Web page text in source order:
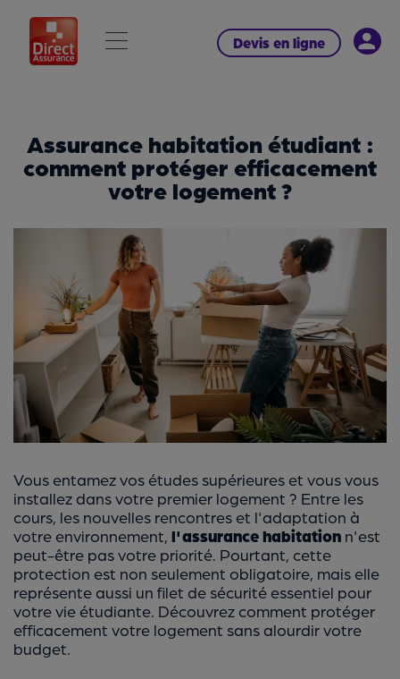
Devis en ligne
Assurance habitation étudiant :
comment protéger efficacement
votre logement ?
Vous entamez vos études supérieures et vous vous
installez dans votre premier logement ? Entre les
cours, les nouvelles rencontres et l'adaptation à
votre environnement, l'assurance habitation n'est
peut-être pas votre priorité. Pourtant, cette
protection est non seulement obligatoire, mais elle
représente aussi un filet de sécurité essentiel pour
votre vie étudiante. Découvrez comment protéger
efficacement votre logement sans alourdir votre
budget.